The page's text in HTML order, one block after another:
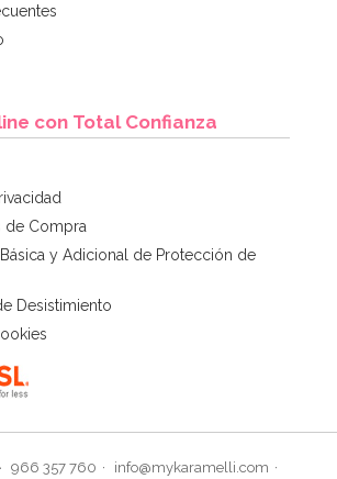
con Total Confianza
de Compra
y Adicional de Protección de
Desistimiento
966 357 760 info@mykaramelli.com